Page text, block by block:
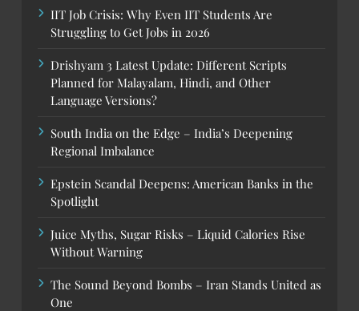
IIT Job Crisis: Why Even IIT Students Are
Struggling to Get Jobs in 2026
Drishyam 3 Latest Update: Different Scripts
Planned for Malayalam, Hindi, and Other
Language Versions?
South India on the Edge – India’s Deepening
Regional Imbalance
Epstein Scandal Deepens: American Banks in the
Spotlight
Juice Myths, Sugar Risks – Liquid Calories Rise
Without Warning
The Sound Beyond Bombs – Iran Stands United as
One